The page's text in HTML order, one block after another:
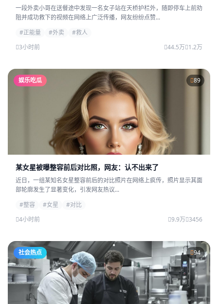
一段外卖小哥在送餐途中发现一名女子站在天桥护栏外，随即停车上前劝
阻并成功救下的视频在网络上广泛传播，网友纷纷点赞...
#正能量
#外卖
#救人
3小时前
44.5万 1.2万
娱乐吃瓜 89
某女星被曝整容前后对比照，网友：认不出来了
近日，一组某知名女星整容前后的对比照片在网络上疯传，照片显示其面
部轮廓发生了显著变化，引发网友热议...
#整容
#女星
#对比
4小时前
9.9万 3456
社会热点 94